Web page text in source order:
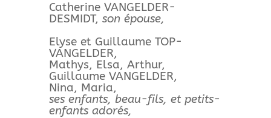
Catherine VANGELDER-
DESMIDT, son épouse,
Elyse et Guillaume TOP-
VANGELDER,
Mathys, Elsa, Arthur,
Guillaume VANGELDER,
Nina, Maria,
ses enfants, beau-fils, et petits-
enfants adorés,